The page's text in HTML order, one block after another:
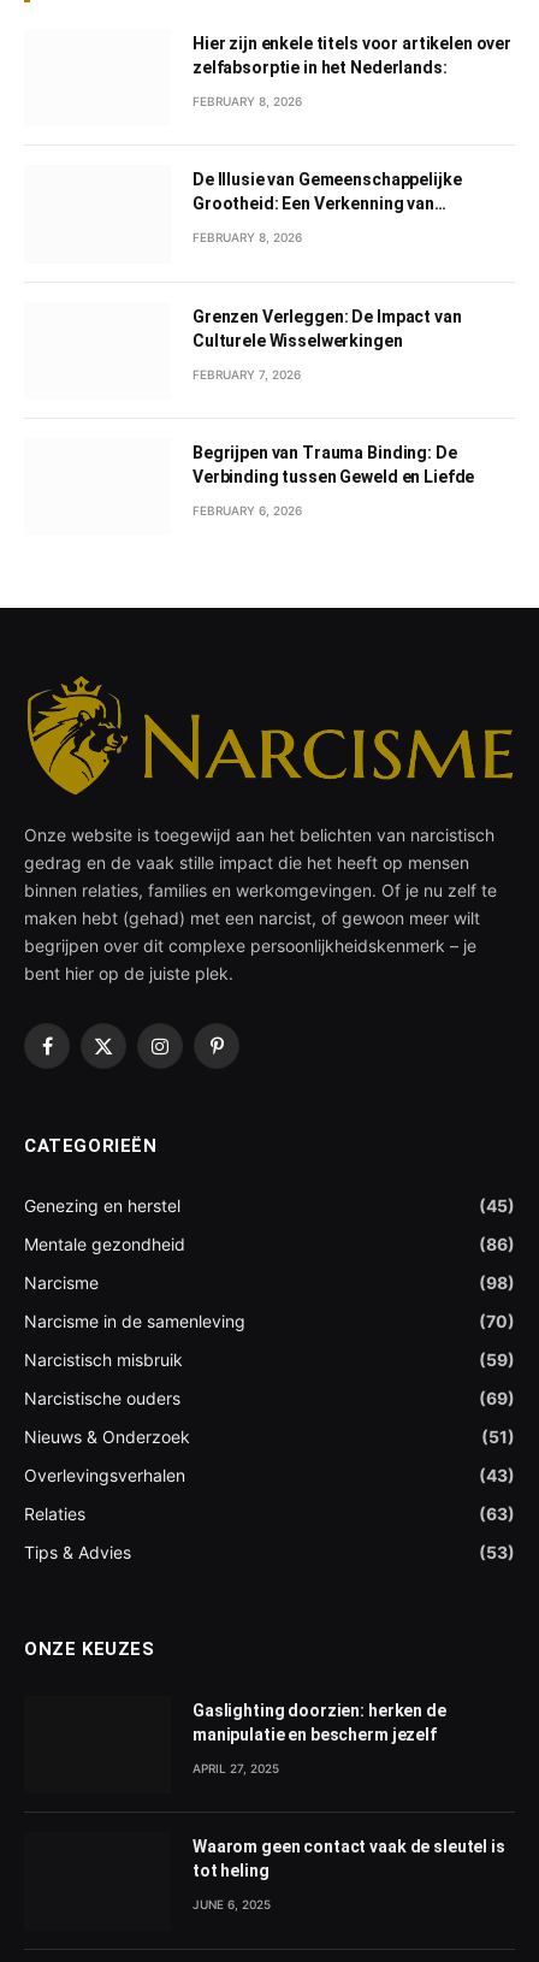
Hier zijn enkele titels voor artikelen over
zelfabsorptie in het Nederlands:
FEBRUARY 8, 2026
De Illusie van Gemeenschappelijke
Grootheid: Een Verkenning van
Gemeenschappelijk Narcisme
FEBRUARY 8, 2026
Grenzen Verleggen: De Impact van
Culturele Wisselwerkingen
FEBRUARY 7, 2026
Begrijpen van Trauma Binding: De
Verbinding tussen Geweld en Liefde
FEBRUARY 6, 2026
Onze website is toegewijd aan het belichten van narcistisch
gedrag en de vaak stille impact die het heeft op mensen
binnen relaties, families en werkomgevingen. Of je nu zelf te
maken hebt (gehad) met een narcist, of gewoon meer wilt
begrijpen over dit complexe persoonlijkheidskenmerk – je
bent hier op de juiste plek.
Facebook
X
InstagramPinterest
CATEGORIEËN
Genezing en herstel
(45)
Mentale gezondheid
(86)
Narcisme
(98)
Narcisme in de samenleving
(70)
Narcistisch misbruik
(59)
Narcistische ouders
(69)
Nieuws & Onderzoek
(51)
Overlevingsverhalen
(43)
Relaties
(63)
Tips & Advies
(53)
ONZE KEUZES
Gaslighting doorzien: herken de
manipulatie en bescherm jezelf
APRIL 27, 2025
Waarom geen contact vaak de sleutel is
tot heling
JUNE 6, 2025